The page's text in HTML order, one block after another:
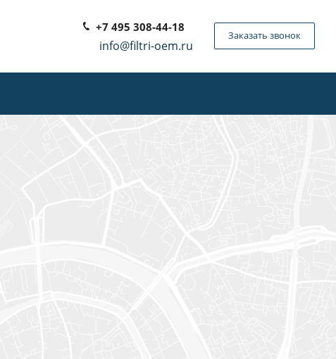
+7 495 308-44-18
info@filtri-oem.ru
Заказать звонок